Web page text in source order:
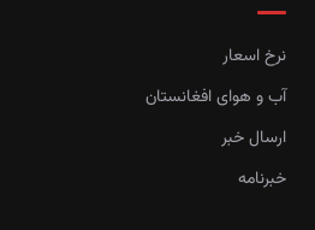
نرخ اسعار
آب و هوای افغانستان
ارسال خبر
خبرنامه